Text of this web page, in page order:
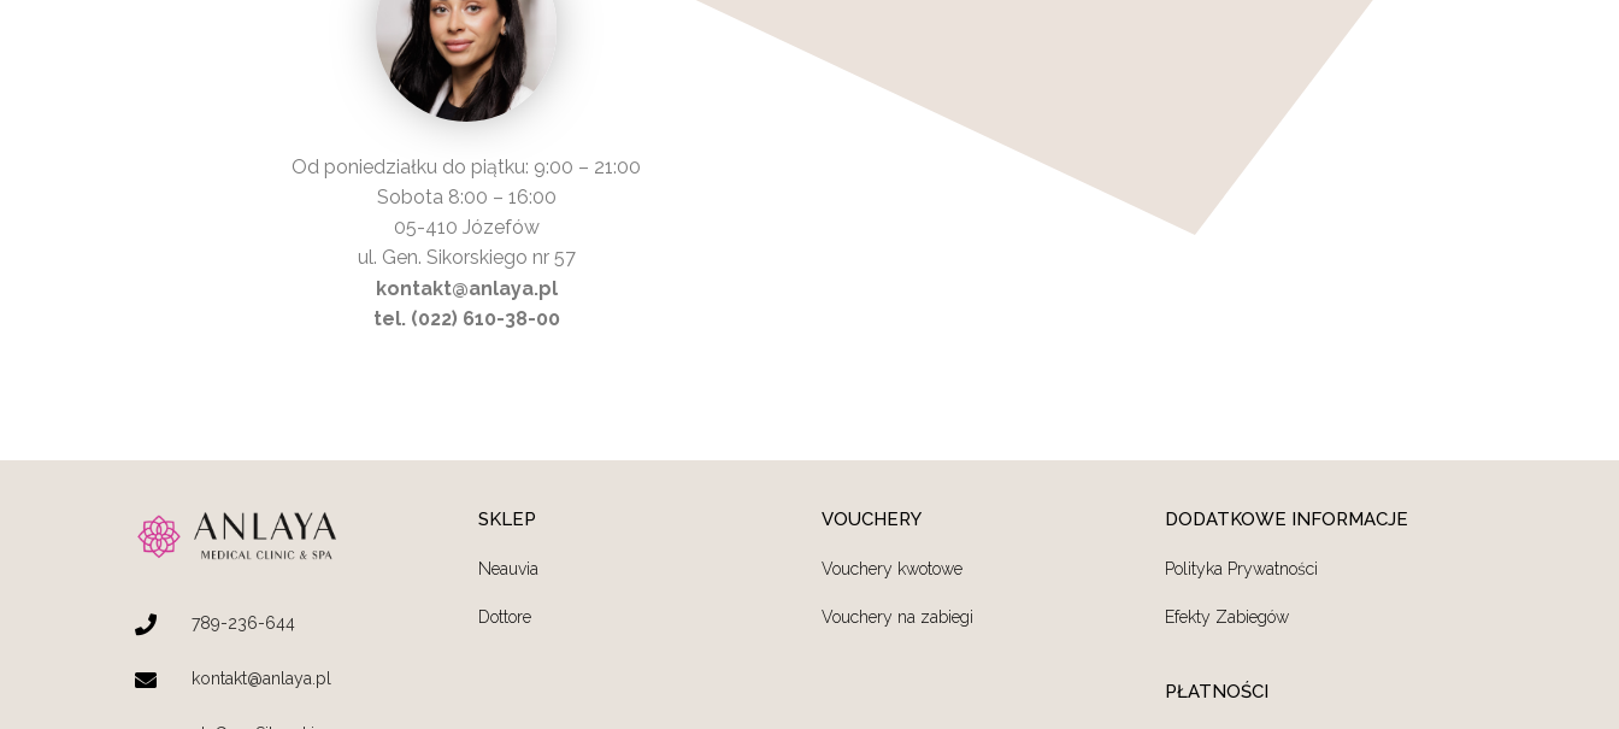
Od poniedziałku do piątku: 9:00 – 21:00
Sobota 8:00 – 16:00
05-410 Józefów
ul. Gen. Sikorskiego nr 57
kontakt@anlaya.pl
tel. (022) 610-38-00
789-236-644
kontakt@anlaya.pl
SKLEP
Neauvia
Dottore
VOUCHERY
Vouchery kwotowe
Vouchery na zabiegi
DODATKOWE INFORMACJE
Polityka Prywatności
Efekty Zabiegów
PŁATNOŚCI